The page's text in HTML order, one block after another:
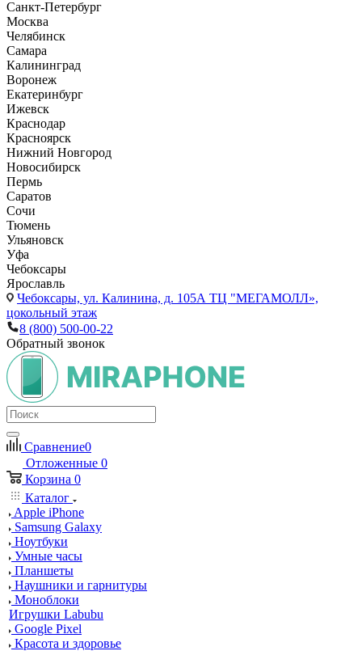
Санкт-Петербург
Москва
Челябинск
Самара
Калининград
Воронеж
Екатеринбург
Ижевск
Краснодар
Красноярск
Нижний Новгород
Новосибирск
Пермь
Саратов
Сочи
Тюмень
Ульяновск
Уфа
Чебоксары
Ярославль
Чебоксары, ул. Калинина, д. 105А ТЦ "МЕГАМОЛЛ»,
цокольный этаж
8 (800) 500-00-22
Обратный звонок
Сравнение0
Отложенные 0
Корзина 0
Каталог
Apple iPhone
Samsung Galaxy
Ноутбуки
Умные часы
Планшеты
Наушники и гарнитуры
Моноблоки
Игрушки Labubu
Google Pixel
Красота и здоровье